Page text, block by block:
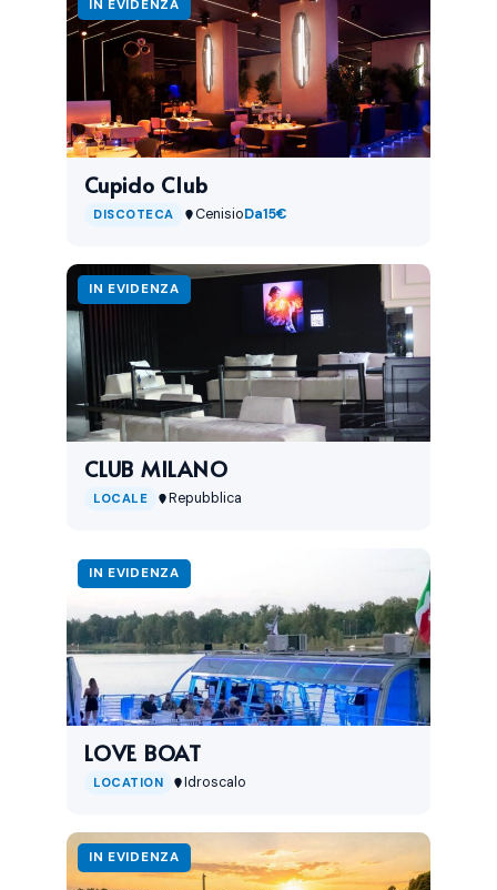
IN EVIDENZA
Cupido Club
DISCOTECA CenisioDa15€
IN EVIDENZA
CLUB MILANO
LOCALE Repubblica
IN EVIDENZA
LOVE BOAT
LOCATION Idroscalo
IN EVIDENZA